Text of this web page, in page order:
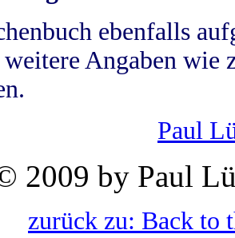
ebenfalls
Angaben wie
Paul
2009 by Paul
zurück zu: Back to